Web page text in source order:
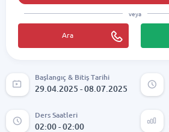
Başlangıç & Bitiş Tarihi
29.04.2025 - 08.07.2025
Ders Saatleri
02:00 - 02:00
veya
Ara